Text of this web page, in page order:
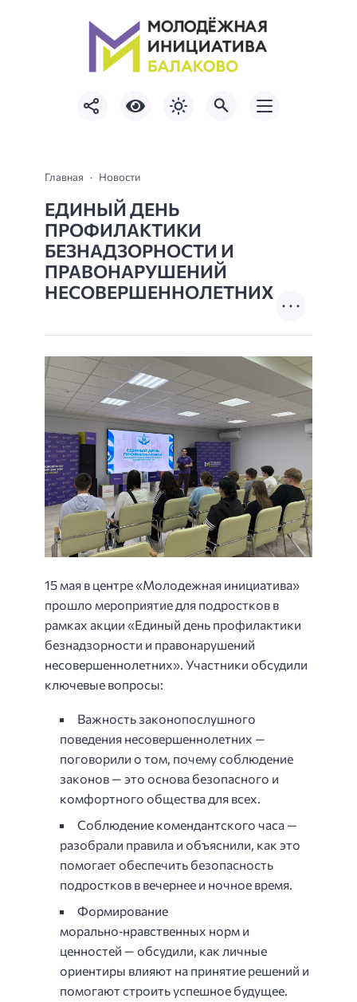
Главная Новости
ЕДИНЫЙ ДЕНЬ
ПРОФИЛАКТИКИ
БЕЗНАДЗОРНОСТИ И
ПРАВОНАРУШЕНИЙ
НЕСОВЕРШЕННОЛЕТНИХ
15 мая в центре «Молодежная инициатива»
прошло мероприятие для подростков в
рамках акции «Единый день профилактики
безнадзорности и правонарушений
несовершеннолетних». Участники обсудили
ключевые вопросы:
Важность законопослушного
поведения несовершеннолетних —
поговорили о том, почему соблюдение
законов — это основа безопасного и
комфортного общества для всех.
Соблюдение комендантского часа —
разобрали правила и объяснили, как это
помогает обеспечить безопасность
подростков в вечернее и ночное время.
Формирование
морально‑нравственных норм и
ценностей — обсудили, как личные
ориентиры влияют на принятие решений и
помогают строить успешное будущее.